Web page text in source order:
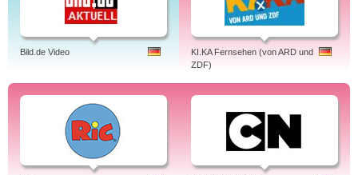
Bild.de Video
KI.KA Fernsehen (von ARD und
ZDF)